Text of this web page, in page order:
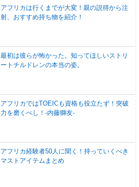
アフリカは行くまでが大変！親の説得から注
射、おすすめ持ち物を紹介！
最初は彼らが怖かった。知ってほしいストリ
ートチルドレンの本当の姿。
アフリカではTOEICも資格も役立たず！突破
力を磨くべし！-内藤獅友-
アフリカ経験者50人に聞く！持っていくべき
マストアイテムまとめ